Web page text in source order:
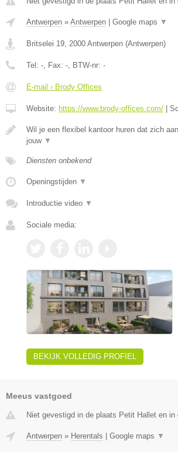
Antwerpen » Antwerpen Google maps ▼
Britselei 19, 2000 Antwerpen (Antwerpen)
Tel: -, Fax: -, BTW-nr: -
E-mail › Brody Offices
Website: https://www.brody-offices.com/
Wil je een flexibel kantoor huren dat zich
jouw ▼
Diensten onbekend
Openingstijden ▼
Introductie video ▼
Sociale media:
BEKIJK VOLLEDIG PROFIEL
Meeus vastgoed
Niet gevestigd in de plaats Petit Hallet en in
Antwerpen » Herentals | Google maps ▼